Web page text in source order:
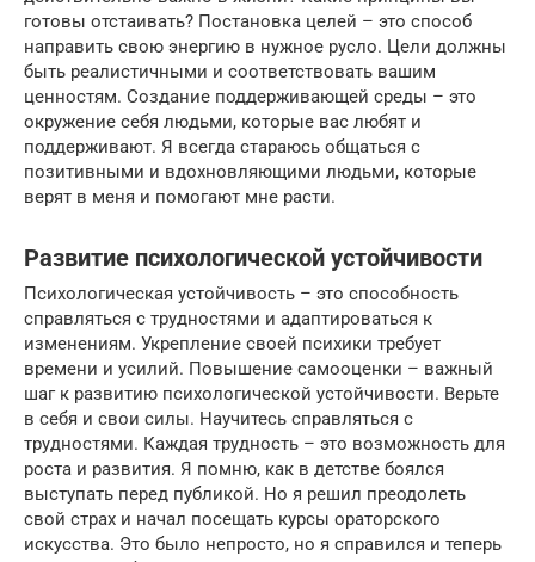
готовы отстаивать? Постановка целей – это способ
направить свою энергию в нужное русло. Цели должны
быть реалистичными и соответствовать вашим
ценностям. Создание поддерживающей среды – это
окружение себя людьми, которые вас любят и
поддерживают. Я всегда стараюсь общаться с
позитивными и вдохновляющими людьми, которые
верят в меня и помогают мне расти.
Развитие психологической устойчивости
Психологическая устойчивость – это способность
справляться с трудностями и адаптироваться к
изменениям. Укрепление своей психики требует
времени и усилий. Повышение самооценки – важный
шаг к развитию психологической устойчивости. Верьте
в себя и свои силы. Научитесь справляться с
трудностями. Каждая трудность – это возможность для
роста и развития. Я помню, как в детстве боялся
выступать перед публикой. Но я решил преодолеть
свой страх и начал посещать курсы ораторского
искусства. Это было непросто, но я справился и теперь